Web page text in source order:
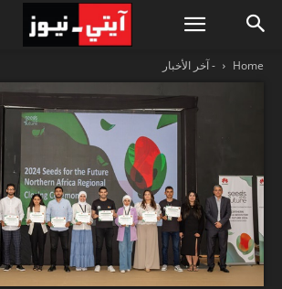
Home - آخر الأخبار